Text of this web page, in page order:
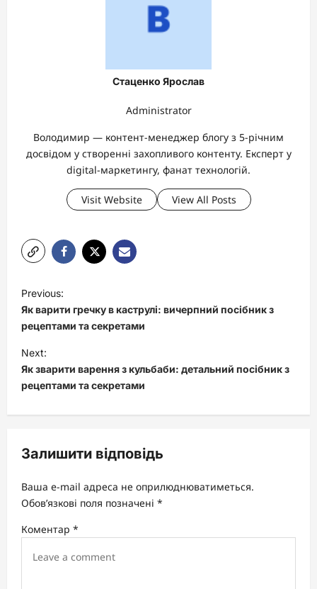
Стаценко Ярослав
Administrator
Володимир — контент-менеджер блогу з 5-річним
досвідом у створенні захопливого контенту. Експерт у
digital-маркетингу, фанат технологій.
Visit Website View All Posts
o
s
t
n
a
v
g
a
t
i
Previous:
Як варити гречку в каструлі: вичерпний посібник з
рецептами та секретами
Next:
Як зварити варення з кульбаби: детальний посібник з
рецептами та секретами
Залишити відповідь
Ваша e-mail адреса не оприлюднюватиметься.
Обов’язкові поля позначені *
Коментар *